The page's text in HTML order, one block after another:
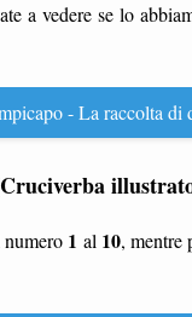
a vedere se lo
- La raccolta di
1 al 10, mentre